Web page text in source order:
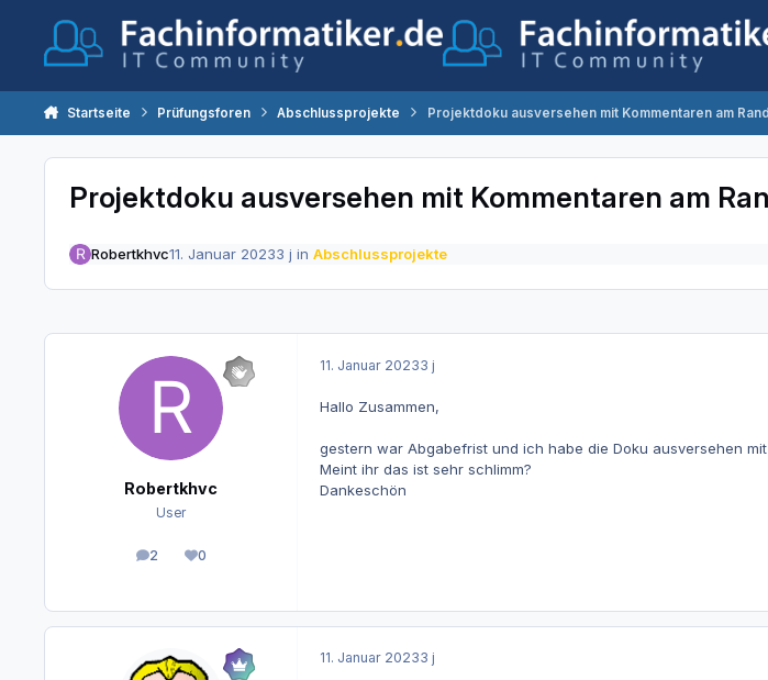
Startseite Prüfungsforen Abschlussprojekte Projektdoku ausversehen mit Kommentaren am
Projektdoku ausversehen mit Kommentaren am
Robertkhvc11. Januar 20233 j in Abschlussprojekte
Robertkhvc
User
2
Beiträge0
Reputation
11. Januar 20233 j
Hallo Zusammen,
gestern war Abgabefrist und ich habe die Doku ausversehen
Meint ihr das ist sehr schlimm?
Dankeschön
11. Januar 20233 j